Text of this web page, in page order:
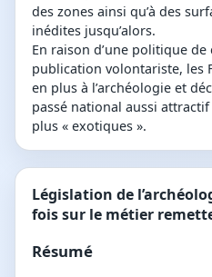
des zones ainsi qu’à des
inédites jusqu’alors.
En raison d’une politique
publication volontariste, les
en plus à l’archéologie et
passé national aussi
plus « exotiques ».
Législation de
fois sur le métier
Résumé